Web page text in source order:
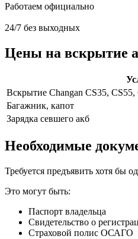
Работаем официально
24/7 без выходных
Цены на вскрытие
Вскрытие Changan CS35,
Багажник, капот
Зарядка севшего акб
Необходимые
Требуется предъявить хотя бы
Это могут быть:
Паспорт владельца
Свидетельство о
Страховой полис ОСАГО